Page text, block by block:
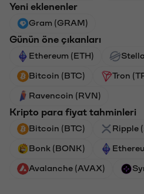
Yeni eklenenler
Gram (GRAM)
Günün öne çıkanları
Ethereum (ETH)
Bitcoin (BTC) Tron
Ravencoin (RVN)
Kripto para fiyat tahminleri
Bitcoin (BTC) Ripple
Bonk (BONK)
Avalanche (AVAX)